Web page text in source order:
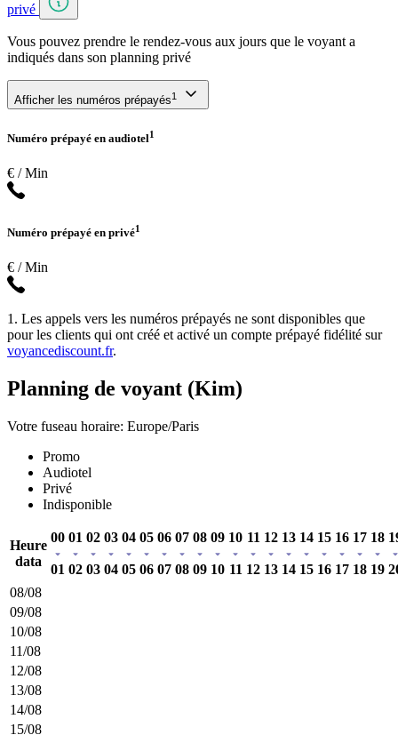
privé
Vous pouvez prendre le rendez-vous aux jours que le voyant a
indiqués dans son planning privé
Afficher les numéros prépayés1
Numéro prépayé en audiotel1
€ / Min
Numéro prépayé en privé1
€ / Min
1. Les appels vers les numéros prépayés ne sont disponibles que
pour les clients qui ont créé et activé un compte prépayé fidélité sur
voyancediscount.fr.
Planning de voyant (Kim)
Votre fuseau horaire: Europe/Paris
Promo
Audiotel
Privé
Indisponible
Heure
data
00
01
01
02
02
03
03
04
04
05
05
06
06
07
07
08
08
09
09
10
10
11
11
12
12
13
13
14
14
15
15
16
16
17
17
18
18
19
08/08
09/08
10/08
11/08
12/08
13/08
14/08
15/08